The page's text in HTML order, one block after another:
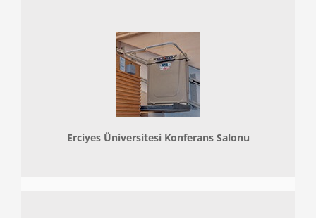
Erciyes Üniversitesi Konferans Salonu